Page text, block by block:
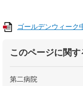
ゴールデンウィーク
このページに関
第二病院